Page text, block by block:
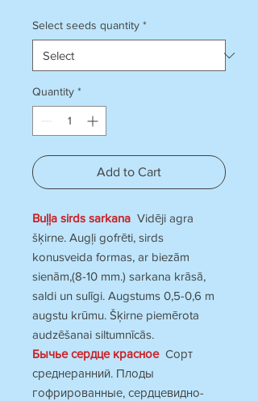
Select seeds quantity *
Quantity *
Add to Cart
Buļļa sirds sarkana Vidēji agra
šķirne. Augļi gofrēti, sirds
konusveida formas, ar biezām
sienām,(8-10 mm.) sarkana krāsā,
saldi un sulīgi. Augstums 0,5-0,6 m
augstu krūmu. Šķirne piemērota
audzēšanai siltumnīcās.
Бычье сердце красноеСорт
среднеранний. Плоды
гофрированные, сердцевидно-